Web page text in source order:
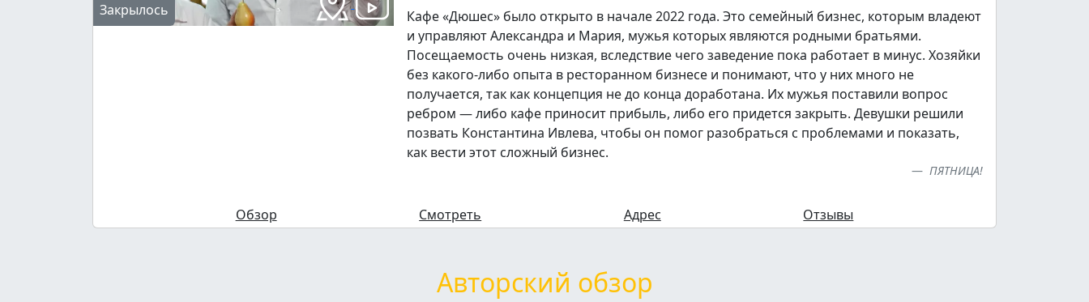
Закрылось
Кафе «Дюшес» было открыто в начале 2022 года. Это семейный бизнес, которым владеют
и управляют Александра и Мария, мужья которых являются родными братьями.
Посещаемость очень низкая, вследствие чего заведение пока работает в минус. Хозяйки
без какого-либо опыта в ресторанном бизнесе и понимают, что у них много не
получается, так как концепция не до конца доработана. Их мужья поставили вопрос
ребром — либо кафе приносит прибыль, либо его придется закрыть. Девушки решили
позвать Константина Ивлева, чтобы он помог разобраться с проблемами и показать,
как вести этот сложный бизнес.
ПЯТНИЦА!
Обзор Смотреть Адрес Отзывы
Авторский обзор